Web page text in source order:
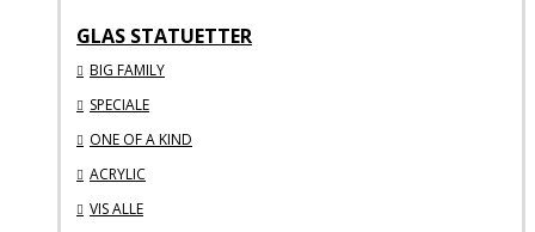
GLAS STATUETTER
BIG FAMILY
SPECIALE
ONE OF A KIND
ACRYLIC
VIS ALLE